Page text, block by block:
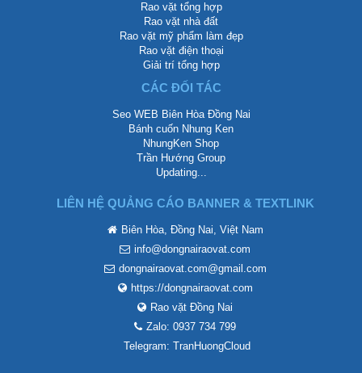
Rao vặt tổng hợp
Rao vặt nhà đất
Rao vặt mỹ phẩm làm đẹp
Rao vặt điện thoại
Giải trí tổng hợp
CÁC ĐỐI TÁC
Seo WEB Biên Hòa Đồng Nai
Bánh cuốn Nhung Ken
NhungKen Shop
Trần Hướng Group
Updating...
LIÊN HỆ QUẢNG CÁO BANNER & TEXTLINK
Biên Hòa, Đồng Nai, Việt Nam
info@dongnairaovat.com
dongnairaovat.com@gmail.com
https://dongnairaovat.com
Rao vặt Đồng Nai
Zalo: 0937 734 799
Telegram: TranHuongCloud